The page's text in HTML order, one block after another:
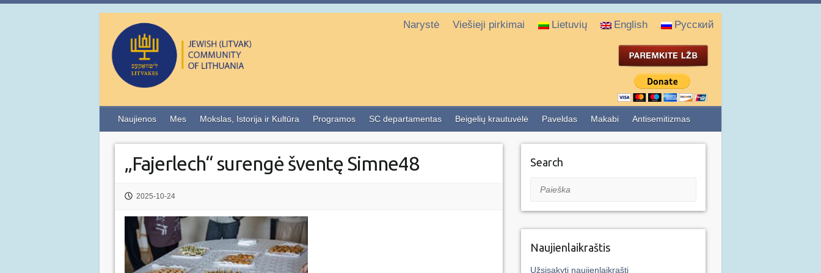
Narystė Viešieji pirkimai Lietuvių English Русский
Naujienos Mes Mokslas, Istorija ir Kultūra Programos SC departamentas Beigelių krautuvėlė Paveldas Makabi Antisemitizmas
„Fajerlech“ surengė šventę Simne48
2025-10-24
Search
Paieška
Naujienlaikraštis
Užsisakyti naujienlaikraštį